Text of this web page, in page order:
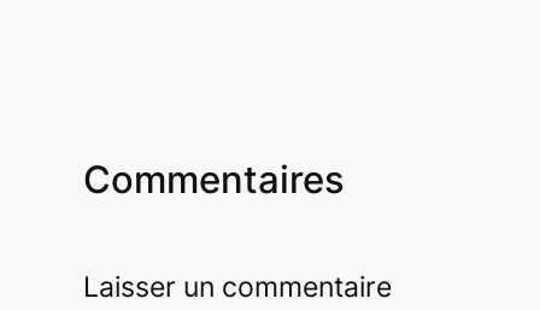
Commentaires
Laisser un commentaire